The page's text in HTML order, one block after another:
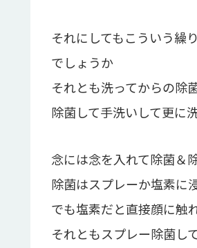
それにしてもこういう繰
でしょうか
それとも洗ってからの除
除菌して手洗いして更に
念には念を入れて除菌＆
除菌はスプレーか塩素に
でも塩素だと直接顔に触
それともスプレー除菌し